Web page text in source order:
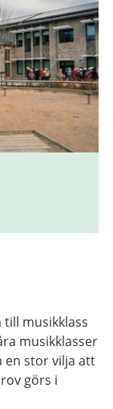
till musikklass
musikklasser
en stor vilja att
görs i